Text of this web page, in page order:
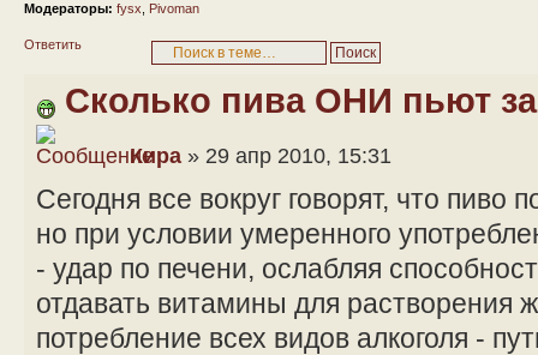
Модераторы: fysx Pivoman
Ответить
Сколько пива ОНИ пьют
Кира » 29 апр 2010, 15:31
Сегодня все вокруг говорят, что пиво
но при условии умеренного
- удар по печени, ослабляя
отдавать витамины для растворения
потребление всех видов алкоголя -